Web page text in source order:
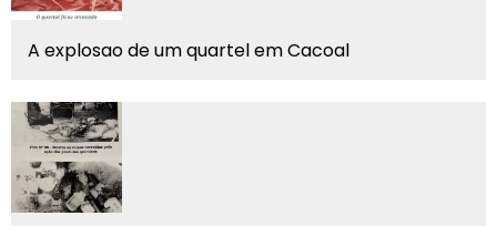
A explosao de um quartel em Cacoal